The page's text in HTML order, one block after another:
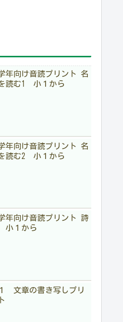
年向け音読プリント 名
読む1 小１から
年向け音読プリント 名
読む2 小１から
年向け音読プリント 詩
１から
文章の書き写しプリ